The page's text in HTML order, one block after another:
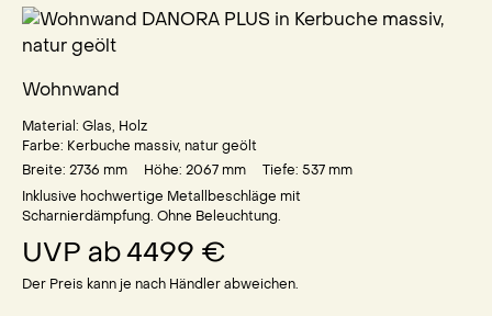
Wohnwand
Material: Glas, Holz
Farbe: Kerbuche massiv, natur geölt
Breite: 2736 mm Höhe: 2067 mm Tiefe: 537 mm
Inklusive hochwertige Metallbeschläge mit
Scharnierdämpfung. Ohne Beleuchtung.
UVP ab4499 €
Der Preis kann je nach Händler abweichen.